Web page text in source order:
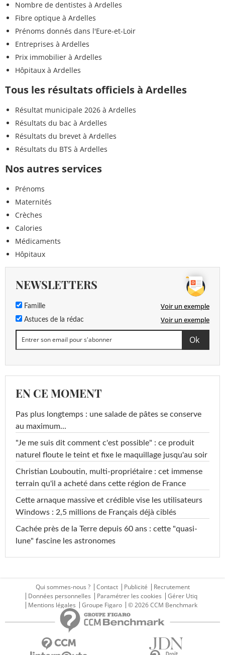
Nombre de dentistes à Ardelles
Fibre optique à Ardelles
Prénoms donnés dans l'Eure-et-Loir
Entreprises à Ardelles
Prix immobilier à Ardelles
Hôpitaux à Ardelles
Tous les résultats officiels à Ardelles
Résultat municipale 2026 à Ardelles
Résultats du bac à Ardelles
Résultats du brevet à Ardelles
Résultats du BTS à Ardelles
Nos autres services
Prénoms
Maternités
Crèches
Calories
Médicaments
Hôpitaux
NEWSLETTERS
Famille Voir un exemple
Astuces de la rédac Voir un exemple
EN CE MOMENT
Pas plus longtemps : une salade de pâtes se conserve
au maximum...
"Je me suis dit comment c'est possible" : ce produit
naturel floute le teint et fixe le maquillage jusqu'au soir
Christian Louboutin, multi-propriétaire : cet immense
terrain qu'il a acheté dans cette région de France
Cette arnaque massive et crédible vise les utilisateurs
Windows : 2,5 millions de Français déjà ciblés
Cachée près de la Terre depuis 60 ans : cette "quasi-
lune" fascine les astronomes
Qui sommes-nous ? Contact Publicité
Recrutement
Données personnelles
Paramétrer les cookies
Gérer Utiq
Mentions légales
Groupe Figaro © 2026 CCM Benchmark